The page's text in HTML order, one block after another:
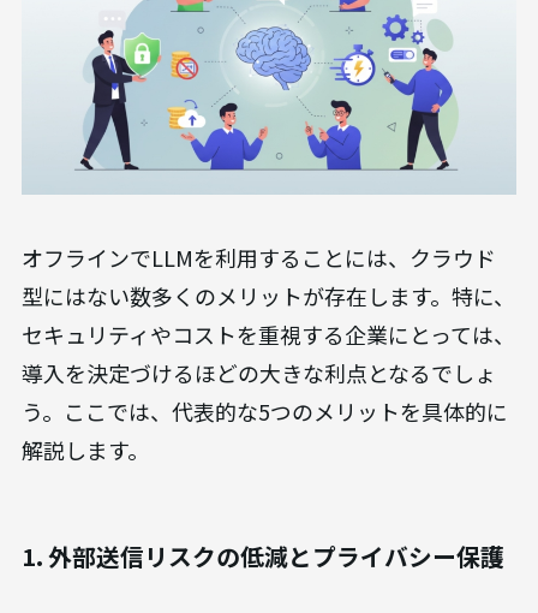
オフラインでLLMを利用する5つのメリット
セキュリティやコストを重視する企業にとっては、